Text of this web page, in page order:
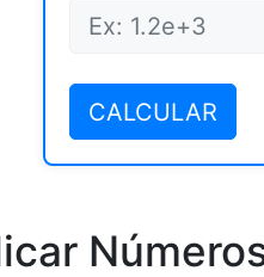
CALCULAR